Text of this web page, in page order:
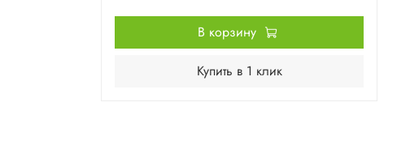
В корзину
Купить в 1 клик